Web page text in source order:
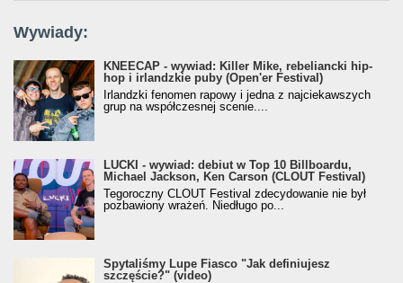
Wywiady:
KNEECAP - wywiad: Killer Mike, rebeliancki hip-
hop i irlandzkie puby (Open'er Festival)
Irlandzki fenomen rapowy i jedna z najciekawszych
grup na współczesnej scenie....
LUCKI - wywiad: debiut w Top 10 Billboardu,
Michael Jackson, Ken Carson (CLOUT Festival)
Tegoroczny CLOUT Festival zdecydowanie nie był
pozbawiony wrażeń. Niedługo po...
Spytaliśmy Lupe Fiasco "Jak definiujesz
szczęście?" (video)